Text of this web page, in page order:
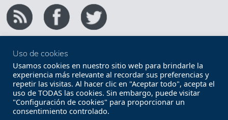
Copyright FEMP
Accesibilidad
Términos legales
Política de privacidad
Términos y condiciones de uso
Uso de cookies
Usamos cookies en nuestro sitio web para brindarle la
experiencia más relevante al recordar sus preferencias y
repetir las visitas. Al hacer clic en "Aceptar todo", acepta el
uso de TODAS las cookies. Sin embargo, puede visitar
"Configuración de cookies" para proporcionar un
consentimiento controlado.